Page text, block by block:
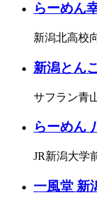
らーめん
新潟北高校
新潟とん
サフラン青
らーめん
JR新潟大学
一風堂 新